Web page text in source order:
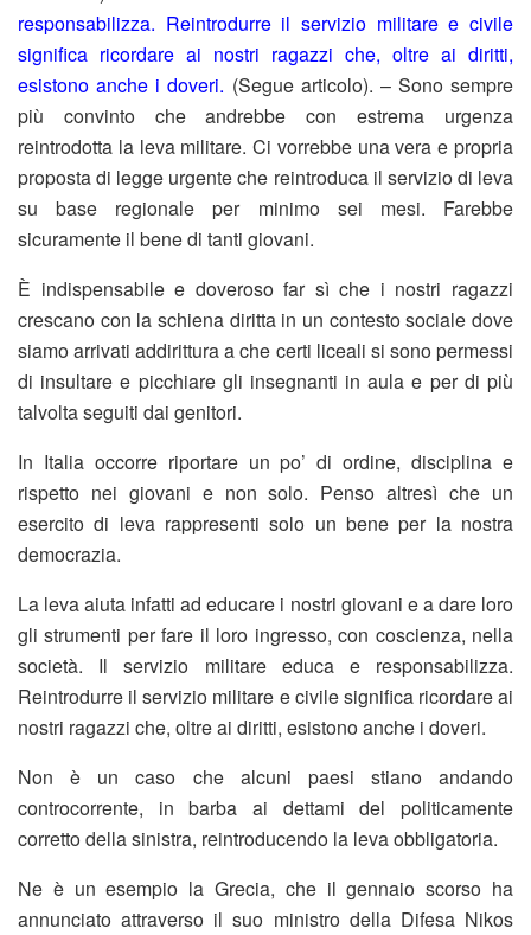
responsabilizza. Reintrodurre il servizio militare e civile
significa ricordare ai nostri ragazzi che, oltre ai diritti,
esistono anche i doveri. (Segue articolo). – Sono sempre
più convinto che andrebbe con estrema urgenza
reintrodotta la leva militare. Ci vorrebbe una vera e propria
proposta di legge urgente che reintroduca il servizio di leva
su base regionale per minimo sei mesi. Farebbe
sicuramente il bene di tanti giovani.
È indispensabile e doveroso far sì che i nostri ragazzi
crescano con la schiena diritta in un contesto sociale dove
siamo arrivati addirittura a che certi liceali si sono permessi
di insultare e picchiare gli insegnanti in aula e per di più
talvolta seguiti dai genitori.
In Italia occorre riportare un po’ di ordine, disciplina e
rispetto nei giovani e non solo. Penso altresì che un
esercito di leva rappresenti solo un bene per la nostra
democrazia.
La leva aiuta infatti ad educare i nostri giovani e a dare loro
gli strumenti per fare il loro ingresso, con coscienza, nella
società. Il servizio militare educa e responsabilizza.
Reintrodurre il servizio militare e civile significa ricordare ai
nostri ragazzi che, oltre ai diritti, esistono anche i doveri.
Non è un caso che alcuni paesi stiano andando
controcorrente, in barba ai dettami del politicamente
corretto della sinistra, reintroducendo la leva obbligatoria.
Ne è un esempio la Grecia, che il gennaio scorso ha
annunciato attraverso il suo ministro della Difesa Nikos